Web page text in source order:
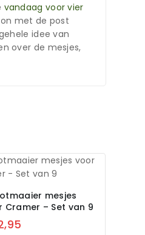
vandaag voor vier
met de post
idee van
over de mesjes,
mesjes
Cramer – Set van 9